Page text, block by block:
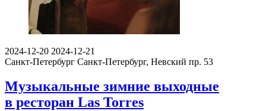
2024-12-20 2024-12-21
Санкт-Петербург Санкт-Петербург, Невский пр. 53
Музыкальные зимние выходные
в ресторан Las Torres